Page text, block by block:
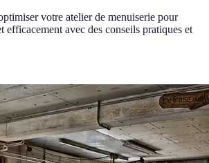
votre atelier de menuiserie pour
efficacement avec des conseils pratiques et